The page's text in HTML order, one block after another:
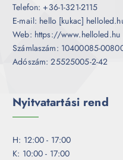
Telefon: +36-1-321-2115
E-mail: hello [kukac]
Web: https://www.helloled.hu
Számlaszám: 10400085-
Adószám: 25525005-2-42
Nyitvatartási rend
H: 12:00 - 17:00
K: 10:00 - 17:00